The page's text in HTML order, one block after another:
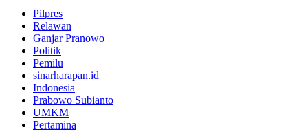
Pilpres
Relawan
Ganjar Pranowo
Politik
Pemilu
sinarharapan.id
Indonesia
Prabowo Subianto
UMKM
Pertamina